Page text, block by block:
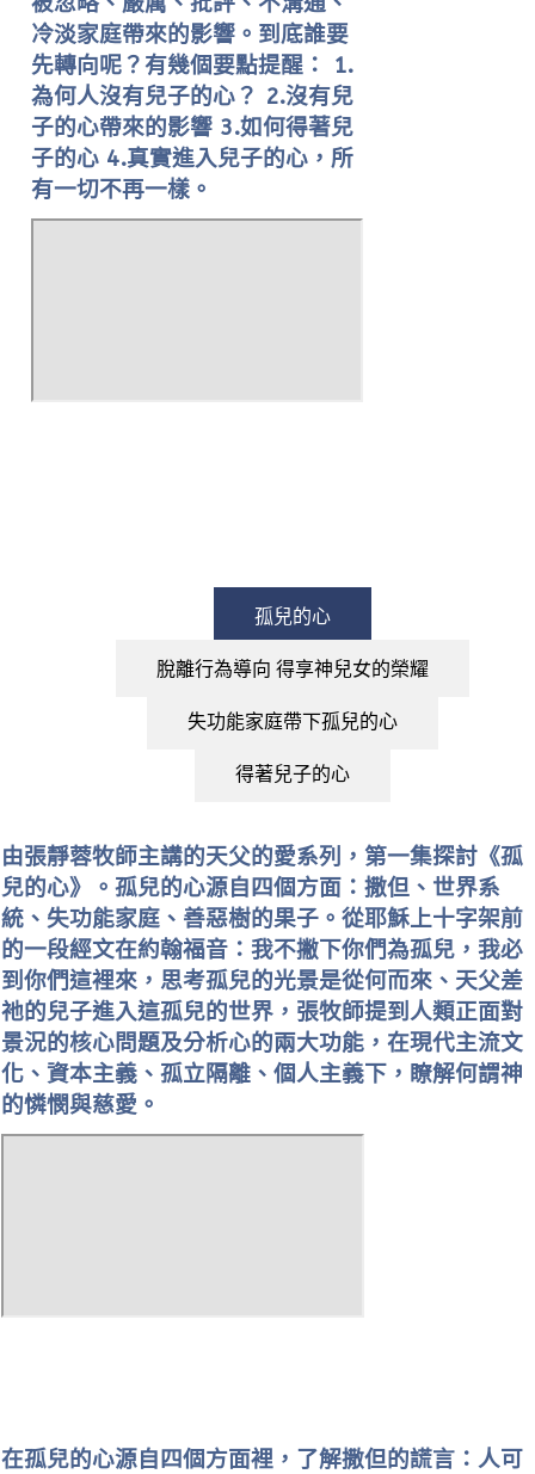
冷淡家庭帶來的影響。到底誰要
先轉向呢？有幾個要點提醒： 1.
為何人沒有兒子的心？ 2.沒有兒
子的心帶來的影響 3.如何得著兒
子的心 4.真實進入兒子的心，所
有一切不再一樣。
孤兒的心
脫離行為導向 得享神兒女的榮耀
失功能家庭帶下孤兒的心
得著兒子的心
由張靜蓉牧師主講的天父的愛系列，第一集探討《孤
兒的心》。孤兒的心源自四個方面：撒但、世界系
統、失功能家庭、善惡樹的果子。從耶穌上十字架前
的一段經文在約翰福音：我不撇下你們為孤兒，我必
到你們這裡來，思考孤兒的光景是從何而來、天父差
祂的兒子進入這孤兒的世界，張牧師提到人類正面對
景況的核心問題及分析心的兩大功能，在現代主流文
化、資本主義、孤立隔離、個人主義下，瞭解何謂神
的憐憫與慈愛。
在孤兒的心源自四個方面裡，了解撒但的謊言：人可